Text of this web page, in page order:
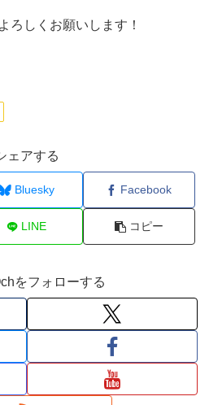
ろしくお願いします！
ェアする
Bluesky Facebook
LINE コピー
をフォローする